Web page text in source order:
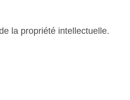
la propriété intellectuelle.